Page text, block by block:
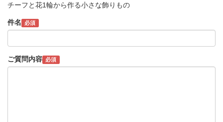
チーフと花1輪から作る小さな飾りもの
件名 必須
ご質問内容 必須